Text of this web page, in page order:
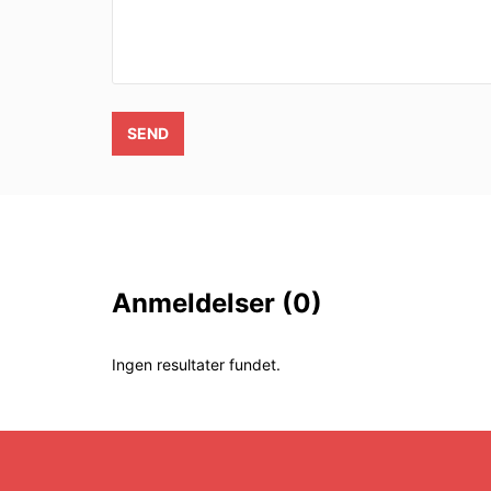
SEND
Anmeldelser (0)
Ingen resultater fundet.